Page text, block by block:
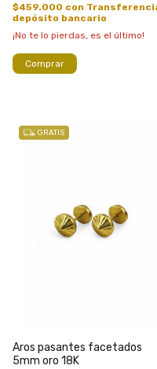
$459.000 con
depósito bancario
¡No te lo pierdas, es el último!
Comprar
GRATIS
Aros pasantes facetados
5mm oro 18K